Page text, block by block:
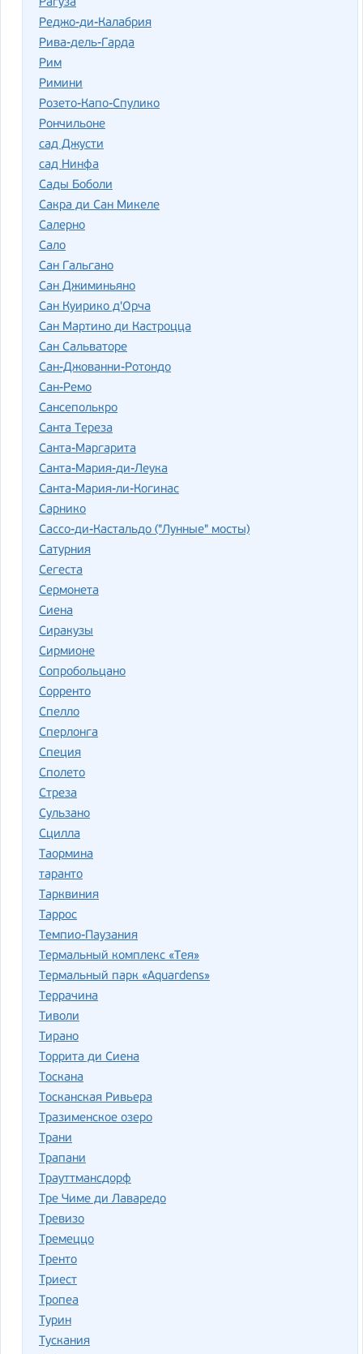
Рагуза
Реджо-ди-Калабрия
Рива-дель-Гарда
Рим
Римини
Розето-Капо-Спулико
Рончильоне
сад Джусти
сад Нинфа
Сады Боболи
Сакра ди Сан Микеле
Салерно
Сало
Сан Гальгано
Сан Джиминьяно
Сан Куирико д'Орча
Сан Мартино ди Кастроцца
Сан Сальваторе
Сан-Джованни-Ротондо
Сан-Ремо
Сансеполькро
Санта Тереза
Санта-Маргарита
Санта-Мария-ди-Леука
Санта-Мария-ли-Когинас
Сарнико
Сассо-ди-Кастальдо ("Лунные" мосты)
Сатурния
Сегеста
Сермонета
Сиена
Сиракузы
Сирмионе
Сопробольцано
Сорренто
Спелло
Сперлонга
Специя
Сполето
Стреза
Сульзано
Сцилла
Таормина
таранто
Тарквиния
Таррос
Темпио-Паузания
Термальный комплекс «Тея»
Термальный парк «Aquardens»
Террачина
Тиволи
Тирано
Торрита ди Сиена
Тоскана
Тосканская Ривьера
Тразименское озеро
Трани
Трапани
Трауттмансдорф
Тре Чиме ди Лаваредо
Тревизо
Тремеццо
Тренто
Триест
Тропеа
Турин
Тускания